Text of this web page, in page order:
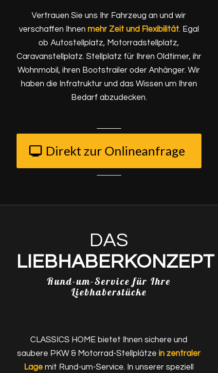
Vertrauen Sie uns Ihr Fahrzeug an und wir
verschaffen Ihnen mehr Zeit und Flexibilität. Egal
ob Autostellplatz, Motorradstellplatz,
Caravanstellplatz. Stellplatz für Ihren Oldtimer, ihr
Wohnmobil, ihren Bootstrailer oder Anhänger. Wir
haben die Infratruktur und das Wissen um Ihren
Bedarf abzudecken.
Direkt zur Onlineanfrage
DAS
LIEBHABERKONZEPT
Rund-um-Service für Ihre
Liebhaberstücke
CLASSICS HOME bietet Ihnen sichere und
saubere PKW & Motorrad-Stellplätzein zentraler
Lage mit Rund-um-Service. In unserer speziell